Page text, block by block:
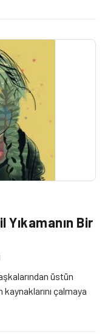
Bir
üstün
çalmaya